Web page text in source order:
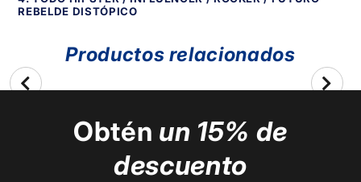
REBELDE DISTÓPICO
Productos relacionados
Obtén un 15% de
descuento